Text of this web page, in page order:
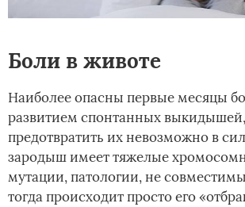
Боли в животе
Наиболее опасны первые месяцы
развитием спонтанных
предотвратить их невозможно в
зародыш имеет тяжелые
мутации, патологии, не
тогда происходит просто его